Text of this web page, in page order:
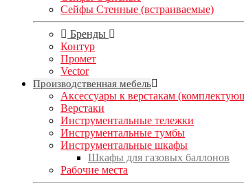
Сейфы Стенные (встраиваемые)
Бренды
Контур
Промет
Vector
Производственная мебель
Аксессуары к верстакам
Верстаки
Инструментальные тележки
Инструментальные тумбы
Инструментальные шкафы
Шкафы для газовых баллонов
Рабочие места